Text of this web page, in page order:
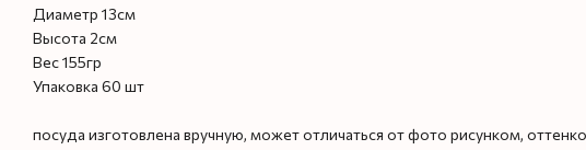
Диаметр 13см
Высота 2см
Вес 155гр
Упаковка 60 шт
посуда изготовлена ​​вручную, может отличаться от фото рисунком,